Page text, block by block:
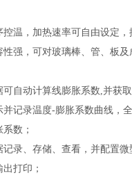
控温，加热速率可自由设定，
性强，可对玻璃棒、管、板
可自动计算线膨胀系数,并获
并记录温度-膨胀系数曲线，
数；
记录、存储、查看，并配置微
打印；